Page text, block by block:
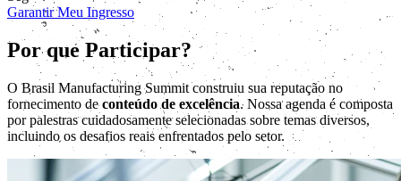
Garantir Meu Ingresso
Por que Participar?
O Brasil Manufacturing Summit construiu sua reputação no
fornecimento deconteúdo de excelência. Nossa agenda é composta
por palestras cuidadosamente selecionadas sobre temas diversos,
incluindo os desafios reais enfrentados pelo setor.